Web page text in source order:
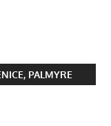
PALMYRE